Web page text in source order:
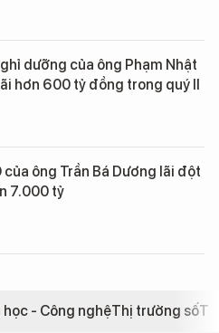
dưỡng của ông Phạm Nhật
hơn 600 tỷ đồng trong quý II
của ông Trần Bá Dương lãi đột
7.000 tỷ
học - Công nghệThị trường số